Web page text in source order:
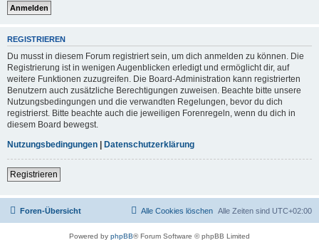
REGISTRIEREN
Du musst in diesem Forum registriert sein, um dich anmelden zu können. Die
Registrierung ist in wenigen Augenblicken erledigt und ermöglicht dir, auf
weitere Funktionen zuzugreifen. Die Board-Administration kann registrierten
Benutzern auch zusätzliche Berechtigungen zuweisen. Beachte bitte unsere
Nutzungsbedingungen und die verwandten Regelungen, bevor du dich
registrierst. Bitte beachte auch die jeweiligen Forenregeln, wenn du dich in
diesem Board bewegst.
Nutzungsbedingungen | Datenschutzerklärung
Registrieren
Foren-Übersicht Alle Zeiten sind UTC+02:00
Alle Cookies löschen
Powered by phpBB® Forum Software © phpBB Limited